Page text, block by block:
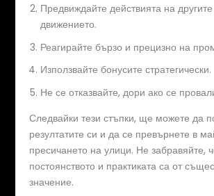
Предвиждайте действията на
движението.
Реагирайте бързо и прецизно на
Използвайте бонусите стратегически.
Не се отказвайте, дори ако се
Следвайки тези стъпки, ще можете да
резултатите си и да се превърнете в
пресичането на улици. Не забравяйте,
постоянството и практиката са от
значение.